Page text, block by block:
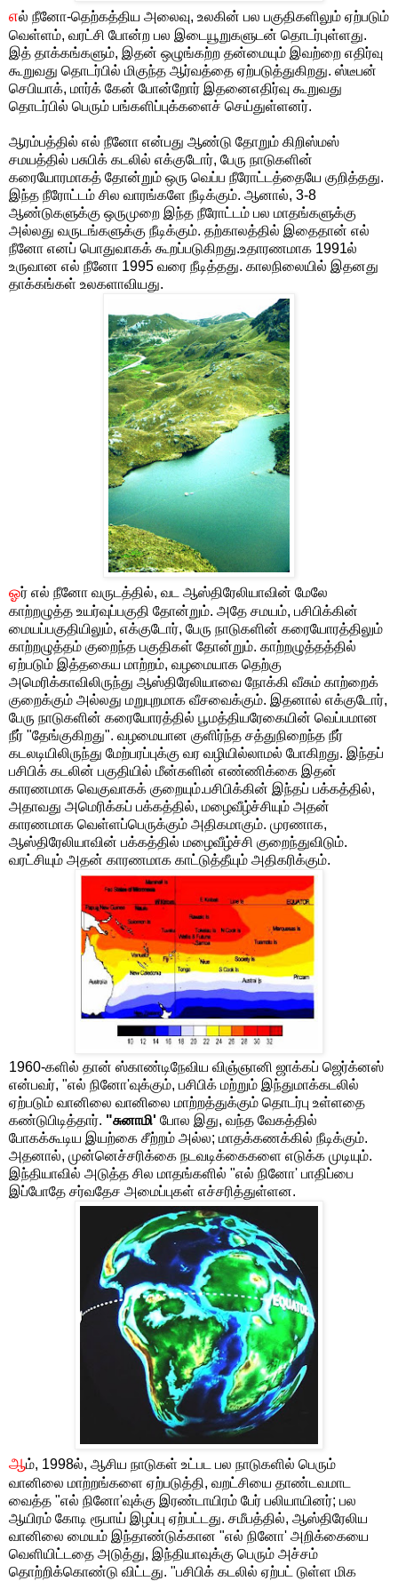
எல் நீனோ-தெற்கத்திய அலைவு, உலகின் பல பகுதிகளிலும் ஏற்படும்
வெள்ளம், வரட்சி போன்ற பல இடையூறுகளுடன் தொடர்புள்ளது.
இத் தாக்கங்களும், இதன் ஒழுங்கற்ற தன்மையும் இவற்றை எதிர்வு
கூறுவது தொடர்பில் மிகுந்த ஆர்வத்தை ஏற்படுத்துகிறது. ஸ்டீபன்
செபியாக், மார்க் கேன் போன்றோர் இதனைஎதிர்வு கூறுவது
தொடர்பில் பெரும் பங்களிப்புக்களைச் செய்துள்ளனர்.
ஆரம்பத்தில் எல் நீனோ என்பது ஆண்டு தோறும் கிறிஸ்மஸ்
சமயத்தில் பசுபிக் கடலில் எக்குடோர், பேரு நாடுகளின்
கரையோரமாகத் தோன்றும் ஒரு வெப்ப நீரோட்டத்தையே குறித்தது.
இந்த நீரோட்டம் சில வாரங்களே நீடிக்கும். ஆனால், 3-8
ஆண்டுகளுக்கு ஒருமுறை இந்த நீரோட்டம் பல மாதங்களுக்கு
அல்லது வருடங்களுக்கு நீடிக்கும். தற்காலத்தில் இதைதான் எல்
நீனோ எனப் பொதுவாகக் கூறப்படுகிறது.உதாரணமாக 1991ல்
உருவான எல் நீனோ 1995 வரை நீடித்தது. காலநிலையில் இதனது
தாக்கங்கள் உலகளாவியது.
ஓர் எல் நீனோ வருடத்தில், வட ஆஸ்திரேலியாவின் மேலே
காற்றழுத்த உயர்வுப்பகுதி தோன்றும். அதே சமயம், பசிபிக்கின்
மையப்பகுதியிலும், எக்குடோர், பேரு நாடுகளின் கரையோரத்திலும்
காற்றழுத்தம் குறைந்த பகுதிகள் தோன்றும். காற்றழுத்தத்தில்
ஏற்படும் இத்தகைய மாற்றம், வழமையாக தெற்கு
அமெரிக்காவிலிருந்து ஆஸ்திரேலியாவை நோக்கி வீசும் காற்றைக்
குறைக்கும் அல்லது மறுபுறமாக வீசவைக்கும். இதனால் எக்குடோர்,
பேரு நாடுகளின் கரையோரத்தில் பூமத்தியரேகையின் வெப்பமான
நீர் "தேங்குகிறது". வழமையான குளிர்ந்த சத்துநிறைந்த நீர்
கடலடியிலிருந்து மேற்பரப்புக்கு வர வழியில்லாமல் போகிறது. இந்தப்
பசிபிக் கடலின் பகுதியில் மீன்களின் எண்ணிக்கை இதன்
காரணமாக வெகுவாகக் குறையும்.பசிபிக்கின் இந்தப் பக்கத்தில்,
அதாவது அமெரிக்கப் பக்கத்தில், மழைவீழ்ச்சியும் அதன்
காரணமாக வெள்ளப்பெருக்கும் அதிகமாகும். முரணாக,
ஆஸ்திரேலியாவின் பக்கத்தில் மழைவீழ்ச்சி குறைந்துவிடும்.
வரட்சியும் அதன் காரணமாக காட்டுத்தீயும் அதிகரிக்கும்.
1960-களில் தான் ஸ்காண்டிநேவிய விஞ்ஞானி ஜாக்கப் ஜெர்க்னஸ்
என்பவர், "எல் நினோ'வுக்கும், பசிபிக் மற்றும் இந்துமாக்கடலில்
ஏற்படும் வானிலை வானிலை மாற்றத்துக்கும் தொடர்பு உள்ளதை
கண்டுபிடித்தார். "சுனாமி' போல இது, வந்த வேகத்தில்
போகக்கூடிய இயற்கை சீற்றம் அல்ல; மாதக்கணக்கில் நீடிக்கும்.
அதனால், முன்னெச்சரிக்கை நடவடிக்கைகளை எடுக்க முடியும்.
இந்தியாவில் அடுத்த சில மாதங்களில் "எல் நினோ' பாதிப்பை
இப்போதே சர்வதேச அமைப்புகள் எச்சரித்துள்ளன.
ஆம், 1998ல், ஆசிய நாடுகள் உட்பட பல நாடுகளில் பெரும்
வானிலை மாற்றங்களை ஏற்படுத்தி, வறட்சியை தாண்டவமாட
வைத்த "எல் நினோ'வுக்கு இரண்டாயிரம் பேர் பலியாயினர்; பல
ஆயிரம் கோடி ரூபாய் இழப்பு ஏற்பட்டது. சமீபத்தில், ஆஸ்திரேலிய
வானிலை மையம் இந்தாண்டுக்கான "எல் நினோ' அறிக்கையை
வெளியிட்டதை அடுத்து, இந்தியாவுக்கு பெரும் அச்சம்
தொற்றிக்கொண்டு விட்டது. "பசிபிக் கடலில் ஏற்பட் டுள்ள மிக